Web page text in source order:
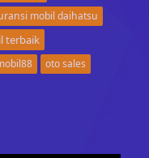
mobil daihatsu
terbaik
oto sales